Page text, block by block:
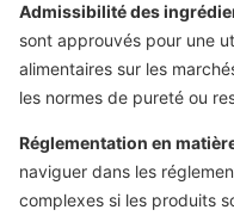
Admissibilité des
sont approuvés pour une
alimentaires sur les
les normes de pureté ou
Réglementation en
naviguer dans les
complexes si les produits